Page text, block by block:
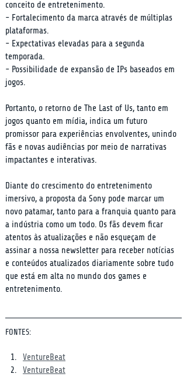
conceito de entretenimento.
- Fortalecimento da marca através de múltiplas
plataformas.
- Expectativas elevadas para a segunda
temporada.
- Possibilidade de expansão de IPs baseados em
jogos.
Portanto, o retorno de The Last of Us, tanto em
jogos quanto em mídia, indica um futuro
promissor para experiências envolventes, unindo
fãs e novas audiências por meio de narrativas
impactantes e interativas.
Diante do crescimento do entretenimento
imersivo, a proposta da Sony pode marcar um
novo patamar, tanto para a franquia quanto para
a indústria como um todo. Os fãs devem ficar
atentos às atualizações e não esqueçam de
assinar a nossa newsletter para receber notícias
e conteúdos atualizados diariamente sobre tudo
que está em alta no mundo dos games e
entretenimento.
FONTES:
VentureBeat
VentureBeat